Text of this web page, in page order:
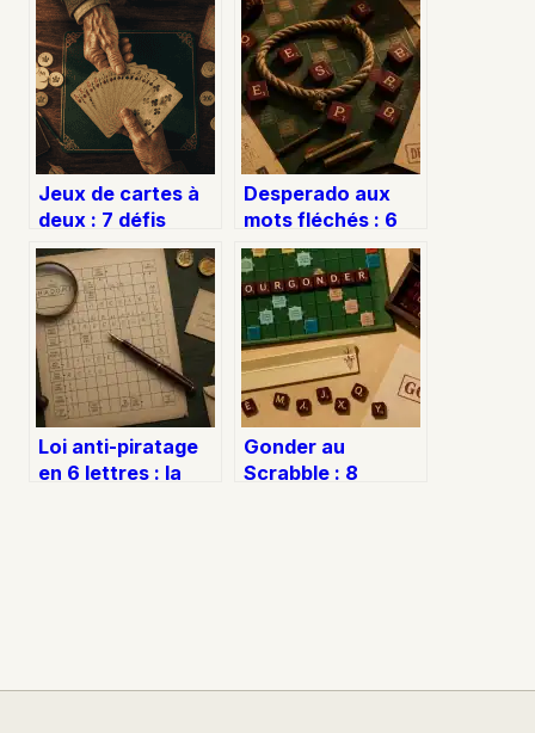
Jeux de cartes à
deux : 7 défis
stratégiques pour
transformer vos
duels
Desperado aux
mots fléchés : 6
solutions classées
par nombre de
lettres
Loi anti-piratage
en 6 lettres : la
Gonder au
Scrabble : 8